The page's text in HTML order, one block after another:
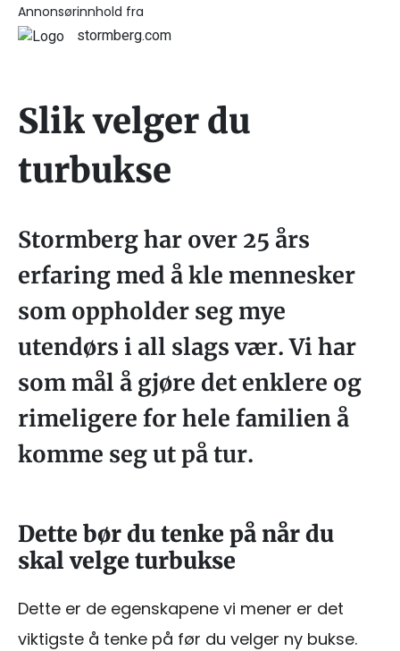
Annonsørinnhold fra
stormberg.com
Slik velger du
turbukse
Stormberg har over 25 års
erfaring med å kle mennesker
som oppholder seg mye
utendørs i all slags vær. Vi har
som mål å gjøre det enklere og
rimeligere for hele familien å
komme seg ut på tur.
Dette bør du tenke på når du
skal velge turbukse
Dette er de egenskapene vi mener er det
viktigste å tenke på før du velger ny bukse.